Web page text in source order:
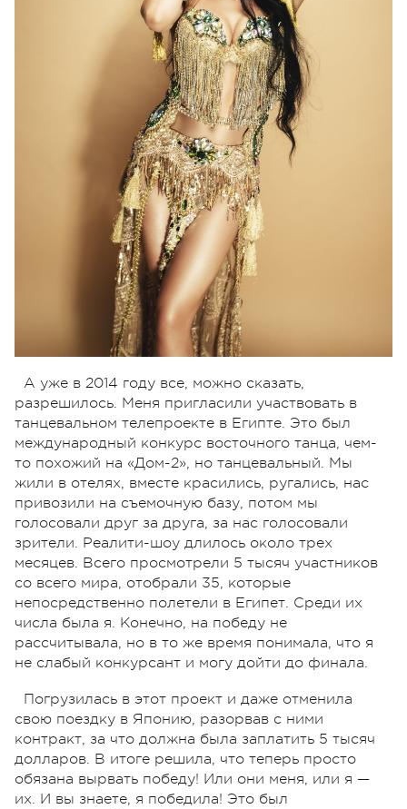
А уже в 2014 году все, можно сказать,
разрешилось. Меня пригласили участвовать в
танцевальном телепроекте в Египте. Это был
международный конкурс восточного танца, чем-
то похожий на «Дом-2», но танцевальный. Мы
жили в отелях, вместе красились, ругались, нас
привозили на съемочную базу, потом мы
голосовали друг за друга, за нас голосовали
зрители. Реалити-шоу длилось около трех
месяцев. Всего просмотрели 5 тысяч участников
со всего мира, отобрали 35, которые
непосредственно полетели в Египет. Среди их
числа была я. Конечно, на победу не
рассчитывала, но в то же время понимала, что я
не слабый конкурсант и могу дойти до финала.
Погрузилась в этот проект и даже отменила
свою поездку в Японию, разорвав с ними
контракт, за что должна была заплатить 5 тысяч
долларов. В итоге решила, что теперь просто
обязана вырвать победу! Или они меня, или я —
их. И вы знаете, я победила! Это был